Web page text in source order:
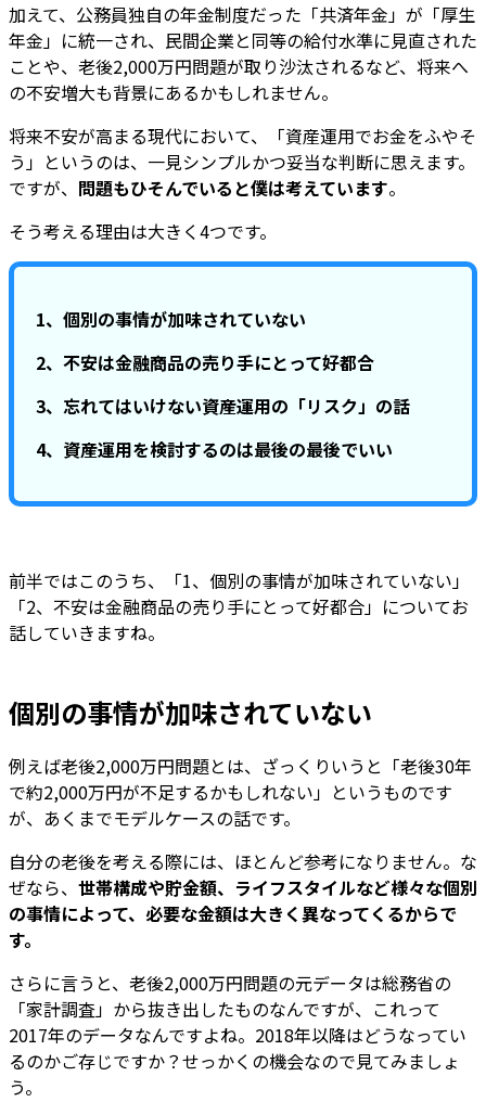
加えて、公務員独自の年金制度だった「共済年金」が「厚生
年金」に統一され、民間企業と同等の給付水準に見直された
ことや、老後2,000万円問題が取り沙汰されるなど、将来へ
の不安増大も背景にあるかもしれません。
将来不安が高まる現代において、「資産運用でお金をふやそ
う」というのは、一見シンプルかつ妥当な判断に思えます。
ですが、 問題もひそんでいると僕は考えています。
そう考える理由は大きく4つです。
1、個別の事情が加味されていない
2、不安は金融商品の売り手にとって好都合
3、忘れてはいけない資産運用の「リスク」の話
4、資産運用を検討するのは最後の最後でいい
前半ではこのうち、「1、個別の事情が加味されていない」
「2、不安は金融商品の売り手にとって好都合」についてお
話していきますね。
個別の事情が加味されていない
例えば老後2,000万円問題とは、ざっくりいうと「老後30年
で約2,000万円が不足するかもしれない」というものです
が、あくまでモデルケースの話です。
自分の老後を考える際には、ほとんど参考になりません。な
ぜなら、 世帯構成や貯金額、ライフスタイルなど様々な個別
の事情によって、必要な金額は大きく異なってくるからで
す。
さらに言うと、老後2,000万円問題の元データは総務省の
「家計調査」から抜き出したものなんですが、これって
2017年のデータなんですよね。2018年以降はどうなってい
るのかご存じですか？せっかくの機会なので見てみましょ
う。